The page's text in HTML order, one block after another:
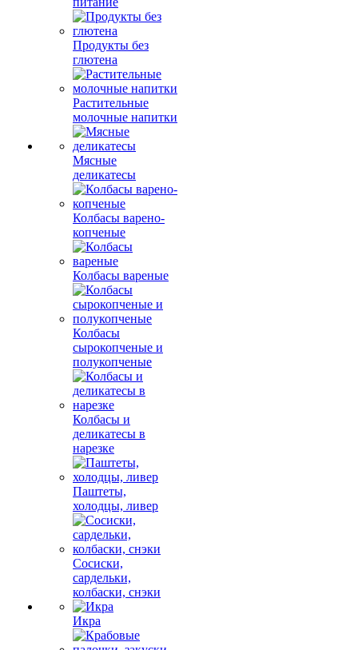
Продукты без
глютена
Растительные
молочные напитки
Мясные
деликатесы
Колбасы варено-
копченые
Колбасы вареные
Колбасы
сырокопченые и
полукопченые
Колбасы и
деликатесы в
нарезке
Паштеты,
холодцы, ливер
Сосиски,
сардельки,
колбаски, снэки
Икра